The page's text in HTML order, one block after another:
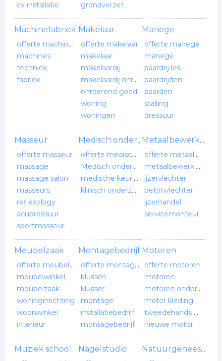
cv installatie
grondverzet
Machinefabriek
offerte machinefabriek
machines
techniek
fabriek
Makelaar
offerte makelaar
makelaar
makelaardij
makelaardij onroerend goed
onroerend goed
woning
woningen
Manege
offerte manege
manege
paardrij les
paardrijden
paarden
stalling
dressuur
Masseur
offerte masseur
massage
massage salon
masseurs
reflexology
acupressuur
sportmasseur
Medisch onderzoek
offerte medisch onderzoek
Medisch onderzoek
medische keuring
klinisch onderzoek
Metaalbewerker
offerte metaalbewerker
metaalbewerking
ijzervlechter
betonvlechter
ijzerhandel
servicemonteur
Meubelzaak
offerte meubelzaak
meubelwinkel
meubelzaak
woninginrichting
woonwinkel
interieur
Montagebedrijf
offerte montagebedrijf
klussen
klusser
montage
installatiebedrijf
montagebedrijf
Motoren
offerte motoren
motoren
motoren onderdelen
motor kleding
tweedehands motor
nieuwe motor
Muziek school Nagelstudio
Natuurgeneeskunde